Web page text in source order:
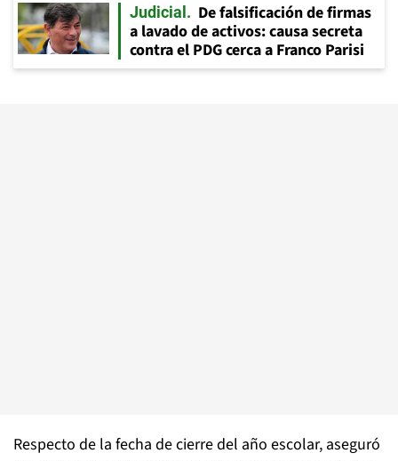
Judicial
De falsificación de firmas
a lavado de activos: causa secreta
contra el PDG cerca a Franco Parisi
Respecto de la fecha de cierre del año escolar, aseguró